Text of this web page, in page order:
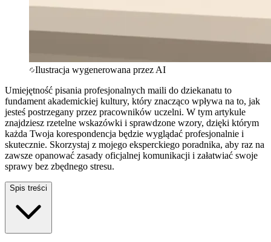
Ilustracja wygenerowana przez AI
Umiejętność pisania profesjonalnych maili do dziekanatu to
fundament akademickiej kultury, który znacząco wpływa na to, jak
jesteś postrzegany przez pracowników uczelni. W tym artykule
znajdziesz rzetelne wskazówki i sprawdzone wzory, dzięki którym
każda Twoja korespondencja będzie wyglądać profesjonalnie i
skutecznie. Skorzystaj z mojego eksperckiego poradnika, aby raz na
zawsze opanować zasady oficjalnej komunikacji i załatwiać swoje
sprawy bez zbędnego stresu.
Spis treści